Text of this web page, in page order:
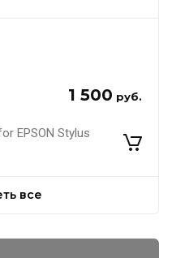
1 500 руб.
EPSON Stylus
все